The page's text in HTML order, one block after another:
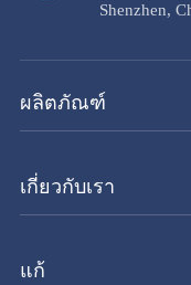
Shenzhen,
ผลิตภัณฑ์
เกี่ยวกับเรา
แก้